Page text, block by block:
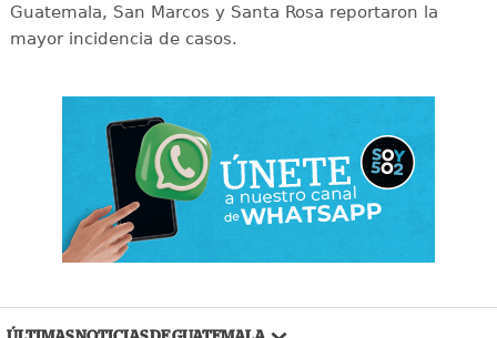
Guatemala, San Marcos y Santa Rosa reportaron la
mayor incidencia de casos.